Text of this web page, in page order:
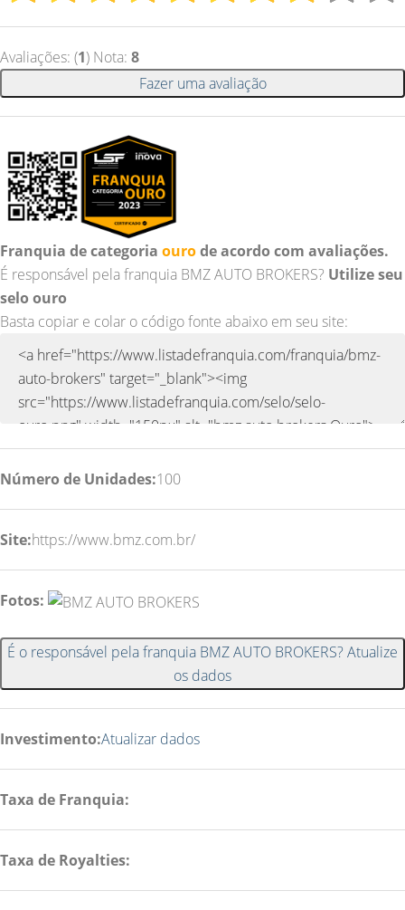
Avaliações: (1) Nota: 8
Fazer uma avaliação
Franquia de categoria ourode acordo com avaliações.
É responsável pela franquia BMZ AUTO BROKERS? Utilize seu
selo ouro
Basta copiar e colar o código fonte abaixo em seu site:
Número de Unidades:100
Site:https://www.bmz.com.br/
Fotos:
É o responsável pela franquia BMZ AUTO BROKERS? Atualize
os dados
Investimento:Atualizar dados
Taxa de Franquia:
Taxa de Royalties: